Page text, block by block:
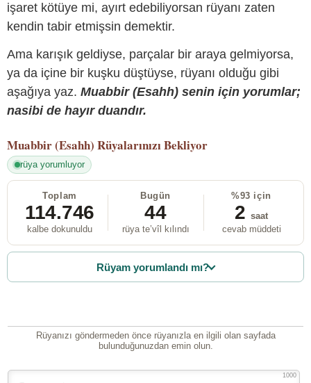
işaret kötüye mi, ayırt edebiliyorsan rüyanı zaten
kendin tabir etmişsin demektir.
Ama karışık geldiyse, parçalar bir araya gelmiyorsa,
ya da içine bir kuşku düştüyse, rüyanı olduğu gibi
aşağıya yaz. Muabbir (Esahh) senin için yorumlar;
nasibi de hayır duandır.
Muabbir (Esahh) Rüyalarınızı Bekliyor
rüya yorumluyor
Toplam
114.746
kalbe dokunuldu
Bugün
44
rüya te’vîl kılındı
%93 için
2 saat
cevab müddeti
Rüyam yorumlandı mı?
Rüyanızı göndermeden önce rüyanızla en ilgili olan sayfada
bulunduğunuzdan emin olun.
1000